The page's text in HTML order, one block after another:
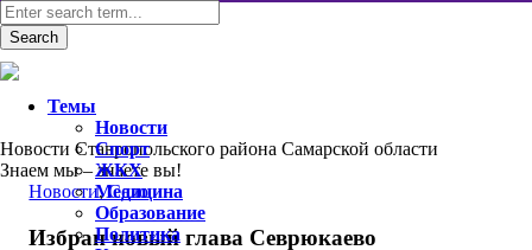
Новости Ставропольского района Самарской области
Знаем мы – знаете вы!
Новости,Село
Избран новый глава Севрюкаево
Темы
Новости
Спорт
ЖКХ
Медицина
Образование
Политика